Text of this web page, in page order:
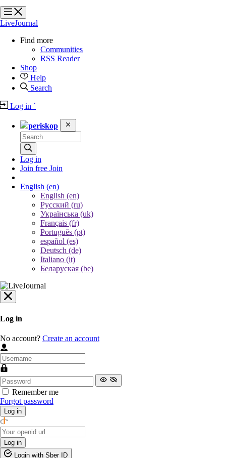
?
?
LiveJournal
Find more
Communities
RSS Reader
Shop
Help
Search
Log in `
periskop
Log in
Join free Join
English (en)
English (en)
Русский (ru)
Українська (uk)
Français (fr)
Português (pt)
español (es)
Deutsch (de)
Italiano (it)
Беларуская (be)
Log in
No account? Create an account
Remember me
Forgot password
Log in
Log in
Login with Sber ID